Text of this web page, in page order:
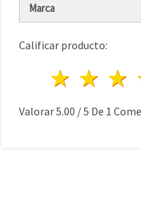
Marca
Calificar producto:
2
1
Valorar5.00 /5 De 1